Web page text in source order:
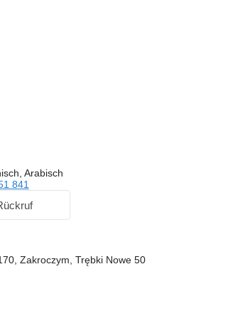
Arabisch
841
Zakroczym, Trębki Nowe 50